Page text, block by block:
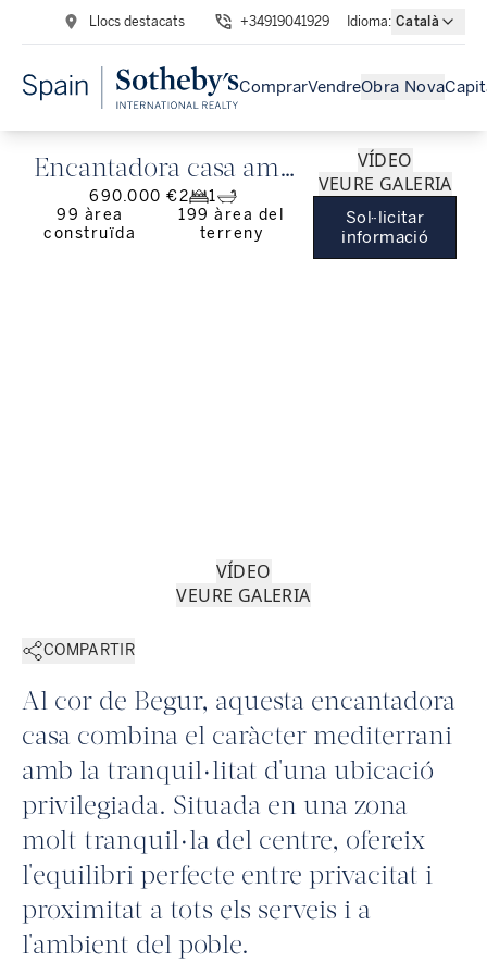
Llocs destacats +34919041929 Idioma: Català
ComprarVendreObra Nova
Encantadora casa amb
piscina al centre de
Begur
690.000 €2
1
99 àrea
construïda
199 àrea del
terreny
VÍDEO
VEURE GALERIA
Sol·licitar
informació
VÍDEO
VEURE GALERIA
COMPARTIR
Al cor de Begur, aquesta encantadora
casa combina el caràcter mediterrani
amb la tranquil·litat d'una ubicació
privilegiada. Situada en una zona
molt tranquil·la del centre, ofereix
l'equilibri perfecte entre privacitat i
proximitat a tots els serveis i a
l'ambient del poble.